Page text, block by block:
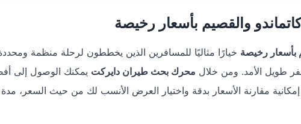
والقصيم بأسعار رخيصة
بأسعار رخيصة خيارًا مثاليًا للمسافرين الذين يخططون لرحلة منظمة
طويل الأمد. ومن خلال محرك بحث طيران دايركت يمكنك الوصول إلى
مقارنة الأسعار بدقة واختيار العرض الأنسب لك من حيث السعر، مدة